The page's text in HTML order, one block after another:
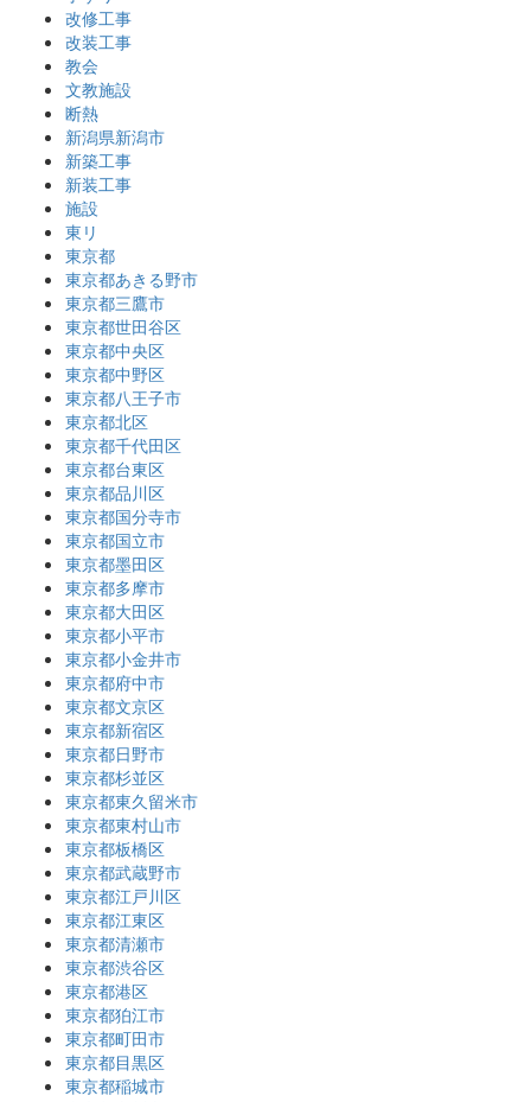
改修工事
改装工事
教会
文教施設
断熱
新潟県新潟市
新築工事
新装工事
施設
東リ
東京都
東京都あきる野市
東京都三鷹市
東京都世田谷区
東京都中央区
東京都中野区
東京都八王子市
東京都北区
東京都千代田区
東京都台東区
東京都品川区
東京都国分寺市
東京都国立市
東京都墨田区
東京都多摩市
東京都大田区
東京都小平市
東京都小金井市
東京都府中市
東京都文京区
東京都新宿区
東京都日野市
東京都杉並区
東京都東久留米市
東京都東村山市
東京都板橋区
東京都武蔵野市
東京都江戸川区
東京都江東区
東京都清瀬市
東京都渋谷区
東京都港区
東京都狛江市
東京都町田市
東京都目黒区
東京都稲城市